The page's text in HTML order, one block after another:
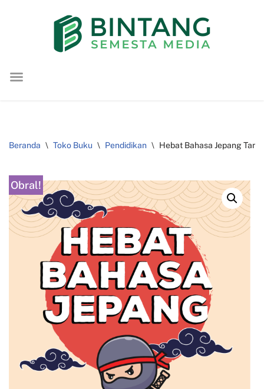
konten
Beranda \ Toko Buku \ Pendidikan \ Hebat Bahasa Jepang
Obral!